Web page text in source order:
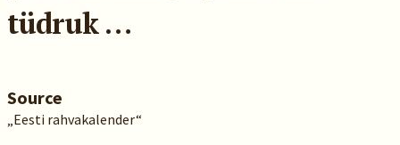
tüdruk …
Source
„Eesti rahvakalender“